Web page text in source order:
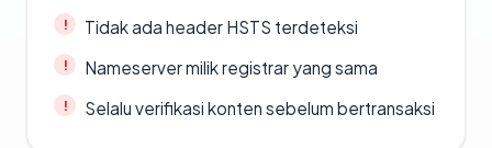
Tidak ada header HSTS terdeteksi
Nameserver milik registrar yang sama
Selalu verifikasi konten sebelum bertransaksi